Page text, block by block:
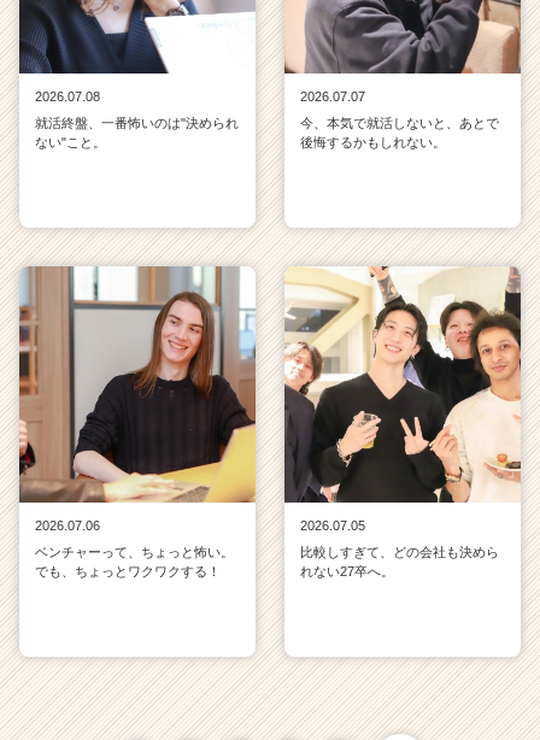
2026.07.08
就活終盤、一番怖いのは"決められ
ない"こと。
2026.07.07
今、本気で就活しないと、あとで
後悔するかもしれない。
2026.07.06
ベンチャーって、ちょっと怖い。
でも、ちょっとワクワクする！
2026.07.05
比較しすぎて、どの会社も決めら
れない27卒へ。